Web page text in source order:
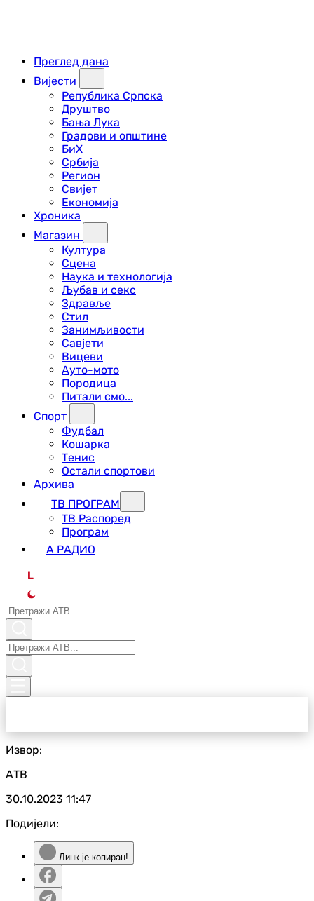
Преглед дана
Вијести
Република Српска
Друштво
Бања Лука
Градови и општине
БиХ
Србија
Регион
Свијет
Економија
Хроника
Магазин
Култура
Сцена
Наука и технологија
Љубав и секс
Здравље
Стил
Занимљивости
Савјети
Вицеви
Ауто-мото
Породица
Питали смо...
Спорт
Фудбал
Кошарка
Тенис
Остали спортови
Архива
ТВ ПРОГРАМ
ТВ Распоред
Програм
А РАДИО
L
Извор:
АТВ
30.10.2023 11:47
Подијели:
Линк је копиран!